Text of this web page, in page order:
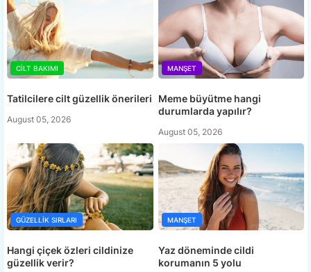
CILT BAKIMI
Tatilcilere cilt güzellik önerileri
August 05, 2026
MANŞET
Meme büyütme hangi
durumlarda yapılır?
August 05, 2026
GÜZELLIK SIRLARI
Hangi çiçek özleri cildinize
güzellik verir?
MANŞET
Yaz döneminde cildi
korumanın 5 yolu